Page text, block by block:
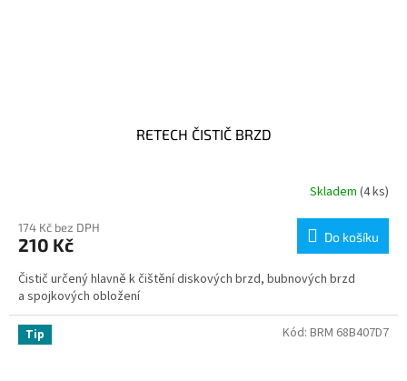
RETECH ČISTIČ BRZD
Skladem (4 ks)
174 Kč bez DPH
210 Kč Do košíku
Čistič určený hlavně k čištění diskových brzd, bubnových brzd
a spojkových obložení
Tip Kód: BRM 68B407D7